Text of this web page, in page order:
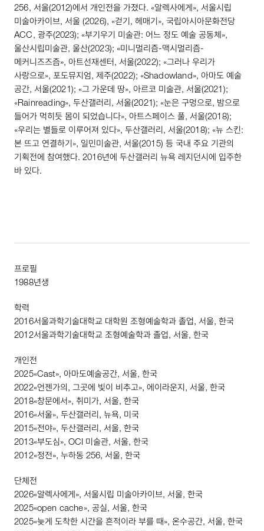
256, 서울(2012)에서 개인전을 가졌다. «알렉사에게», 서울시립
미술아카이브, 서울 (2026), «걷기, 헤매기», 국립아시아문화전당
ACC , 광주(2023); «부기우기 미술관: 어느 정도 예술 공동체»,
울산시립미술관, 울산(2023); «미니멀리즘-맥시멀리즘-
메커니즈즈즘», 아트선재센터, 서울(2022); «그러나 우리가
사랑으로», 포도뮤지엄, 제주(2022); «Shadowland», 아마도 예술
공간, 서울(2021 ); «그 가운데 땅», 아르코 미술관, 서울(2021 );
«Rainreading», 두산갤러리, 서울(2021 ); «눈은 구멍으로, 밤으로
들어가 먹히듯 몸이 되었습니다», 아트스페이스 풀, 서울(2018);
«우리는 별들로 이루어져 있다», 두산갤러리, 서울(2018); «뉴 스킨:
본 뜨고 연결하기», 일민미술관, 서울(2015) 등 국내 주요 기관의
기획전에 참여했다. 2016년에 두산갤러리 뉴욕 레지던시에 입주한
바 있다.
프로필
1988년생
학력
2016서울과학기술대학교 대학원 조형예술학과 졸업, 서울, 한국
2012서울과학기술대학교 조형예술학과 졸업, 서울, 한국
개인전
2025«Cast», 아마도예술공간, 서울, 한국
2022«언젠가의, 그곳에 빛이 비추고», 에이라운지, 서울, 한국
2018«창문에서», 취미가, 서울, 한국
2016«서울», 두산갤러리, 뉴욕, 미국
2015«전야», 두산갤러리, 서울, 한국
2013«부도심», OCI 미술관, 서울, 한국
2012«정전», 누하동 256, 서울, 한국
단체전
2026«알렉사에게», 서울시립 미술아카이브, 서울, 한국
2025«open cache», 공실, 서울, 한국
2025«늦게 도착한 시간을 흔적이라 부를 때», 온수공간, 서울, 한국